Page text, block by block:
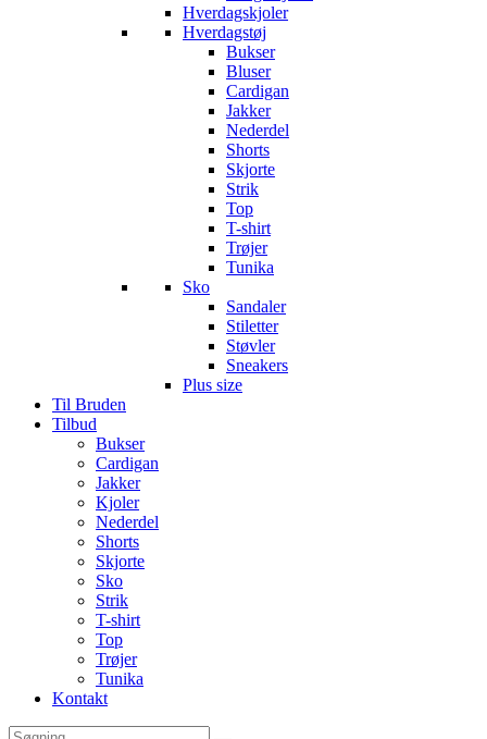
Hverdagskjoler
Hverdagstøj
Bukser
Bluser
Cardigan
Jakker
Nederdel
Shorts
Skjorte
Strik
Top
T-shirt
Trøjer
Tunika
Sko
Sandaler
Stiletter
Støvler
Sneakers
Plus size
Til Bruden
Tilbud
Bukser
Cardigan
Jakker
Kjoler
Nederdel
Shorts
Skjorte
Sko
Strik
T-shirt
Top
Trøjer
Tunika
Kontakt